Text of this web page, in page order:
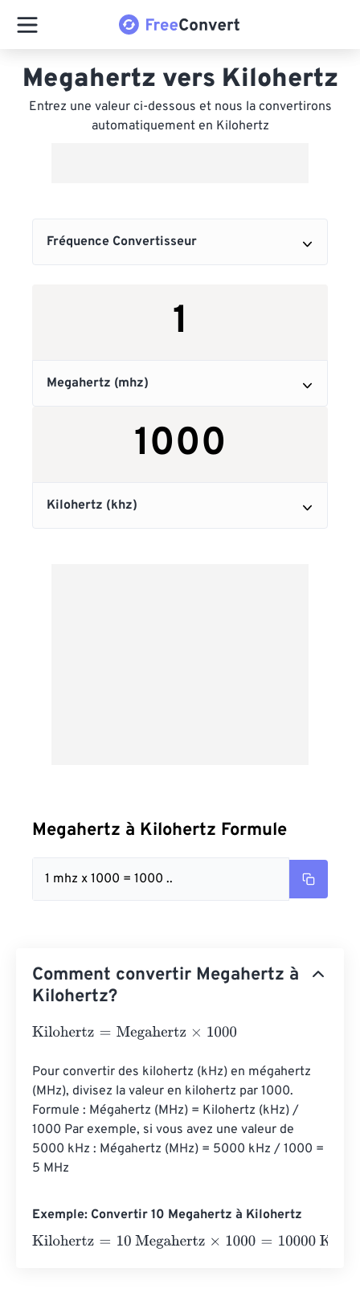
Megahertz vers Kilohertz
Entrez une valeur ci-dessous et nous la convertirons
automatiquement en Kilohertz
Megahertz à Kilohertz Formule
1 mhz x 1000 = 1000 ..
Comment convertir Megahertz à
Kilohertz?
Kilohertz=Megahertz×1000
Pour convertir des kilohertz (kHz) en mégahertz
(MHz), divisez la valeur en kilohertz par 1000.
Formule : Mégahertz (MHz) = Kilohertz (kHz) /
1000 Par exemple, si vous avez une valeur de
5000 kHz : Mégahertz (MHz) = 5000 kHz / 1000 =
5 MHz
Exemple: Convertir 10 Megahertz à Kilohertz
Kilohertz=10 Megahertz×1000 =10000 Kilohertz